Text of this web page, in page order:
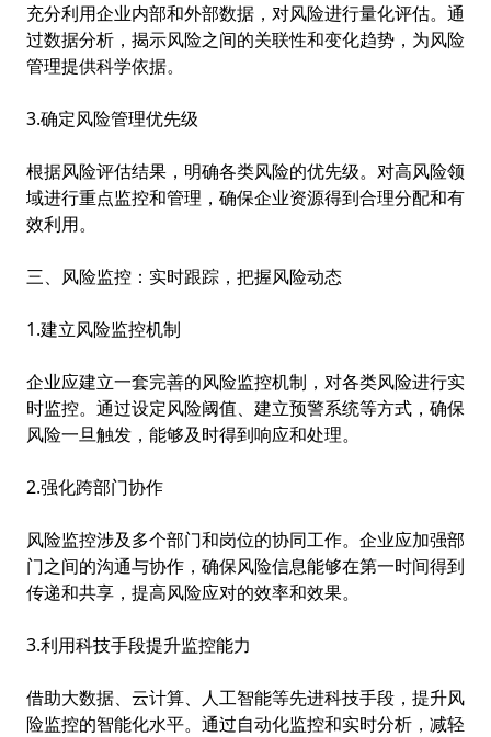
充分利用企业内部和外部数据，对风险进行量化评估。通
过数据分析，揭示风险之间的关联性和变化趋势，为风险
管理提供科学依据。
3.确定风险管理优先级
根据风险评估结果，明确各类风险的优先级。对高风险领
域进行重点监控和管理，确保企业资源得到合理分配和有
效利用。
三、风险监控：实时跟踪，把握风险动态
1.建立风险监控机制
企业应建立一套完善的风险监控机制，对各类风险进行实
时监控。通过设定风险阈值、建立预警系统等方式，确保
风险一旦触发，能够及时得到响应和处理。
2.强化跨部门协作
风险监控涉及多个部门和岗位的协同工作。企业应加强部
门之间的沟通与协作，确保风险信息能够在第一时间得到
传递和共享，提高风险应对的效率和效果。
3.利用科技手段提升监控能力
借助大数据、云计算、人工智能等先进科技手段，提升风
险监控的智能化水平。通过自动化监控和实时分析，减轻